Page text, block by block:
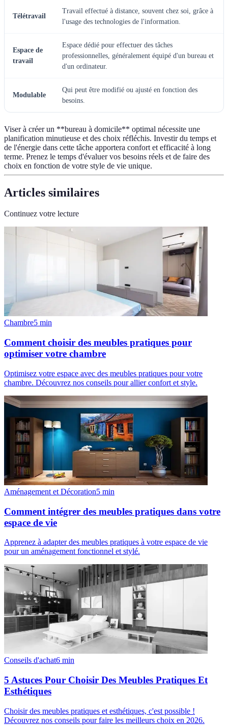
Télétravail
Travail effectué à distance, souvent chez soi, grâce à
l'usage des technologies de l'information.
Espace de
travail
Espace dédié pour effectuer des tâches
professionnelles, généralement équipé d'un bureau et
d'un ordinateur.
Modulable
Qui peut être modifié ou ajusté en fonction des
besoins.
Viser à créer un **bureau à domicile** optimal nécessite une
planification minutieuse et des choix réfléchis. Investir du temps et
de l'énergie dans cette tâche apportera confort et efficacité à long
terme. Prenez le temps d'évaluer vos besoins réels et de faire des
choix en fonction de votre style de vie unique.
Articles similaires
Continuez votre lecture
Chambre5 min
Comment choisir des meubles pratiques pour
optimiser votre chambre
Optimisez votre espace avec des meubles pratiques pour votre
chambre. Découvrez nos conseils pour allier confort et style.
Aménagement et Décoration5 min
Comment intégrer des meubles pratiques dans votre
espace de vie
Apprenez à adapter des meubles pratiques à votre espace de vie
pour un aménagement fonctionnel et stylé.
Conseils d'achat6 min
5 Astuces Pour Choisir Des Meubles Pratiques Et
Esthétiques
Choisir des meubles pratiques et esthétiques, c'est possible !
Découvrez nos conseils pour faire les meilleurs choix en 2026.